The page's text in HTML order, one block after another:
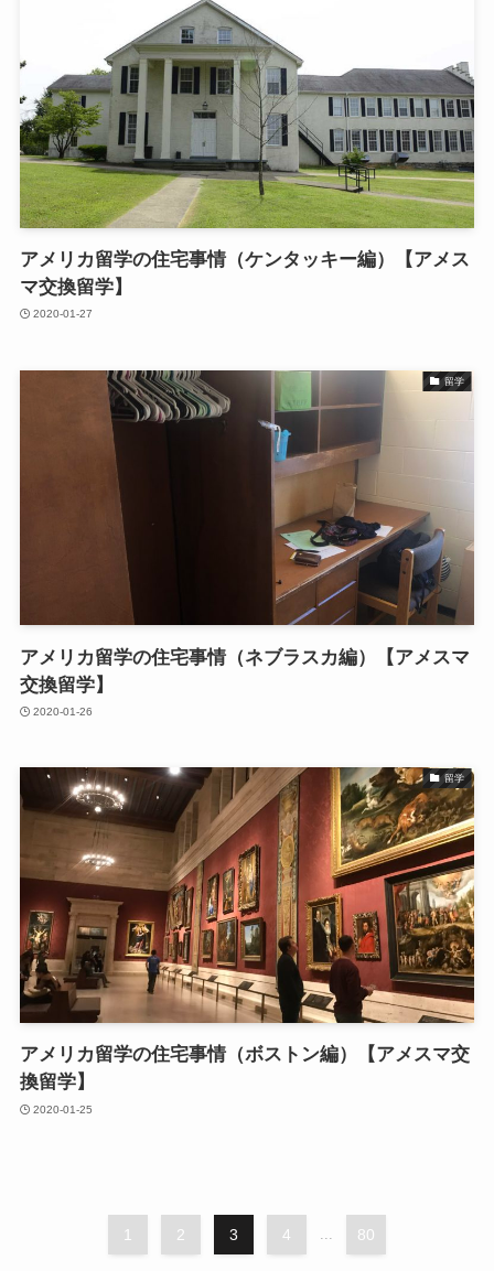
アメリカ留学の住宅事情（ケンタッキー編）【アメス
マ交換留学】
2020-01-27
留学
アメリカ留学の住宅事情（ネブラスカ編）【アメスマ
交換留学】
2020-01-26
留学
アメリカ留学の住宅事情（ボストン編）【アメスマ交
換留学】
2020-01-25
1 2 3 4 ... 80